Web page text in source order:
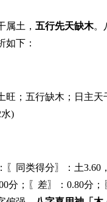
属土， 五行先天缺木。
如下：
旺；五行缺木；日主
)
〖同类得分〗：土3.60
分；〖差〗：0.80分